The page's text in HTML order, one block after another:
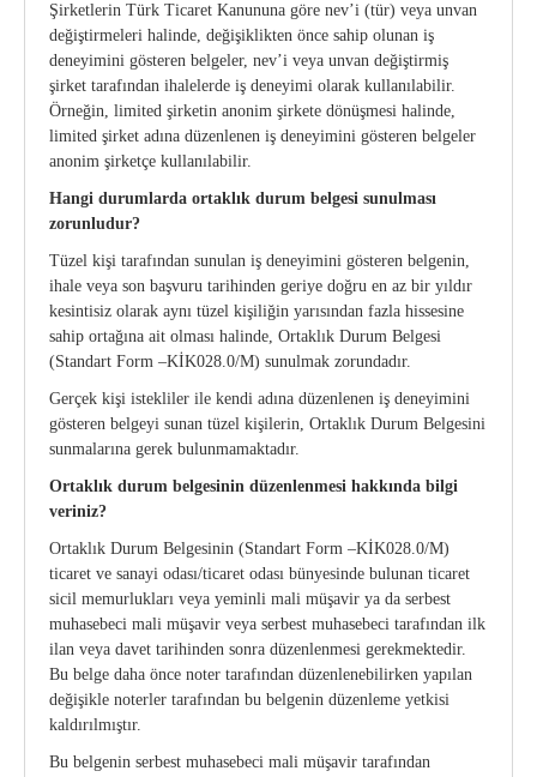
Şirketlerin Türk Ticaret Kanununa göre nev’i (tür) veya unvan
değiştirmeleri halinde, değişiklikten önce sahip olunan iş
deneyimini gösteren belgeler, nev’i veya unvan değiştirmiş
şirket tarafından ihalelerde iş deneyimi olarak kullanılabilir.
Örneğin, limited şirketin anonim şirkete dönüşmesi halinde,
limited şirket adına düzenlenen iş deneyimini gösteren belgeler
anonim şirketçe kullanılabilir.
Hangi durumlarda ortaklık durum belgesi sunulması
zorunludur?
Tüzel kişi tarafından sunulan iş deneyimini gösteren belgenin,
ihale veya son başvuru tarihinden geriye doğru en az bir yıldır
kesintisiz olarak aynı tüzel kişiliğin yarısından fazla hissesine
sahip ortağına ait olması halinde, Ortaklık Durum Belgesi
(Standart Form –KİK028.0/M) sunulmak zorundadır.
Gerçek kişi istekliler ile kendi adına düzenlenen iş deneyimini
gösteren belgeyi sunan tüzel kişilerin, Ortaklık Durum Belgesini
sunmalarına gerek bulunmamaktadır.
Ortaklık durum belgesinin düzenlenmesi hakkında bilgi
veriniz?
Ortaklık Durum Belgesinin (Standart Form –KİK028.0/M)
ticaret ve sanayi odası/ticaret odası bünyesinde bulunan ticaret
sicil memurlukları veya yeminli mali müşavir ya da serbest
muhasebeci mali müşavir veya serbest muhasebeci tarafından ilk
ilan veya davet tarihinden sonra düzenlenmesi gerekmektedir.
Bu belge daha önce noter tarafından düzenlenebilirken yapılan
değişikle noterler tarafından bu belgenin düzenleme yetkisi
kaldırılmıştır.
Bu belgenin serbest muhasebeci mali müşavir tarafından